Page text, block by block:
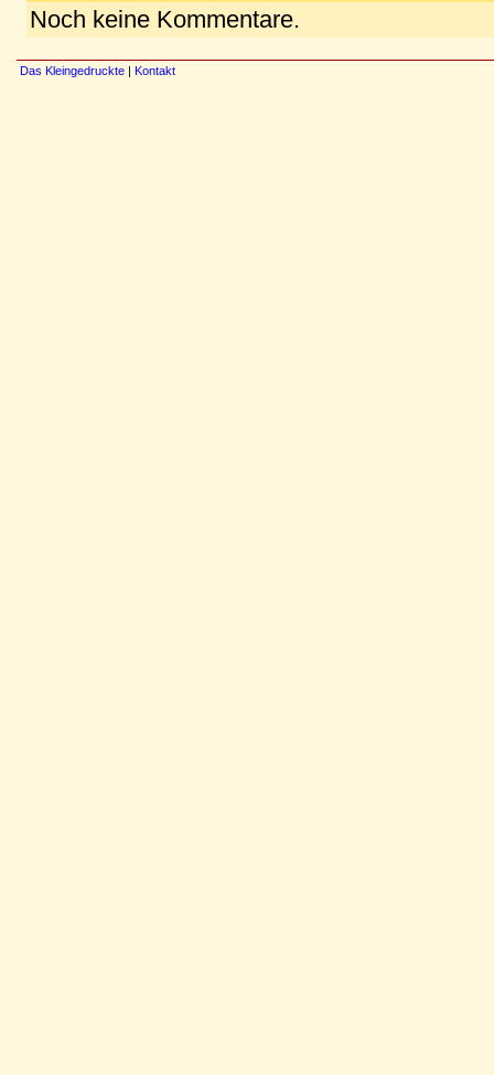
Noch keine Kommentare.
Das Kleingedruckte | Kontakt